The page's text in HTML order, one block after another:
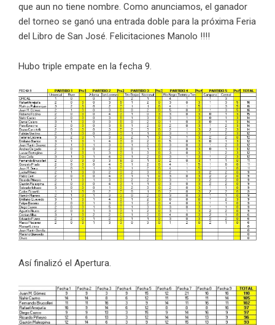
que aun no tiene nombre. Como anunciamos, el ganador
del torneo se ganó una entrada doble para la próxima Feria
del Libro de San José. Felicitaciones Manolo !!!!
Hubo triple empate en la fecha 9.
Así finalizó el Apertura.